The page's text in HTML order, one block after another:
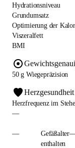
Hydrationsniveau
Grundumsatz
Optimierung der
Viszeralfett
BMI
50 g Wiegepräzision
Herzgesundheit
Herzfrequenz im
—
—
enthalten